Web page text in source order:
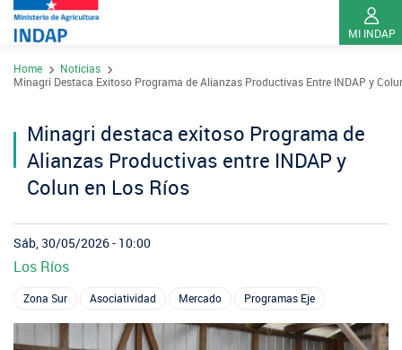
contenido
MI INDAP
Contacto
Ley del Lobby
Sistema de Integridad
Sobre INDAP
¿Qué es INDAP?
Sea usuario INDAP
Nuestros Programas
Programa Desarrollo Territorial Indígena
Acciones INDAP
Sitios Regionales
Home
Noticias
Minagri Destaca Exitoso Programa de Alianzas Productivas Entre INDAP y
Minagri destaca exitoso Programa de
Alianzas Productivas entre INDAP y
Colun en Los Ríos
Sáb, 30/05/2026 - 10:00
Los Ríos
Zona Sur Asociatividad Mercado Programas Eje